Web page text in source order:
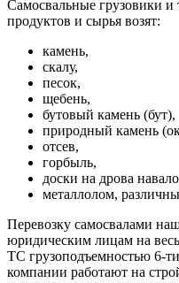
Самосвальные грузовики
продуктов и сырья возят:
камень,
скалу,
песок,
щебень,
бутовый камень (бут),
природный камень
отсев,
горбыль,
доски на дрова
металлолом,
Перевозку самосвалами
юридическим лицам на
ТС грузоподъемностью 6-
компании работают на